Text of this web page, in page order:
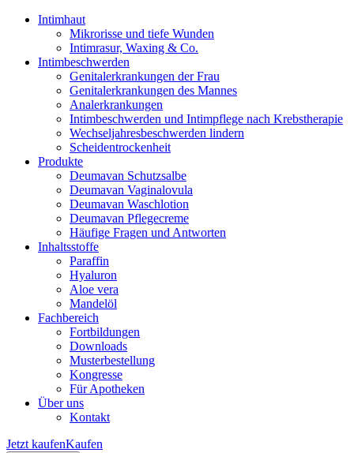
Intimhaut
Mikrorisse und tiefe Wunden
Intimrasur, Waxing & Co.
Intimbeschwerden
Genitalerkrankungen der Frau
Genitalerkrankungen des Mannes
Analerkrankungen
Intimbeschwerden und Intimpflege nach Krebstherapie
Wechseljahresbeschwerden lindern
Scheidentrockenheit
Produkte
Deumavan Schutzsalbe
Deumavan Vaginalovula
Deumavan Waschlotion
Deumavan Pflegecreme
Häufige Fragen und Antworten
Inhaltsstoffe
Paraffin
Hyaluron
Aloe vera
Mandelöl
Fachbereich
Fortbildungen
Downloads
Musterbestellung
Kongresse
Für Apotheken
Über uns
Kontakt
Jetzt kaufenKaufen